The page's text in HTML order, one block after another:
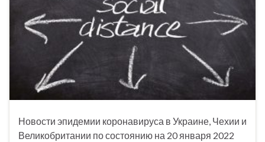
Новости эпидемии коронавируса в Украине, Чехии и
Великобритании по состоянию на 20 января 2022